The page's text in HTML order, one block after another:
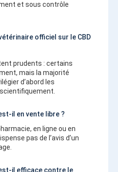
et sous contrôle
officiel sur le CBD
prudents : certains
mais la majorité
d’abord les
il en vente libre ?
en ligne ou en
pas de l’avis d’un
il efficace contre le